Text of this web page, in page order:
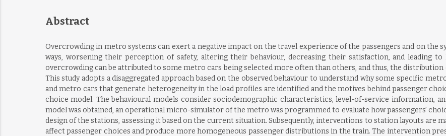
Abstract
Overcrowding in metro systems can exert a negative impact on the travel experience of the passengers and on the
ways, worsening their perception of safety, altering their behaviour, decreasing their satisfaction, and leading
overcrowding can be attributed to some metro cars being selected more often than others, and thus, the
This study adopts a disaggregated approach based on the observed behaviour to understand why some specific
and metro cars that generate heterogeneity in the load profiles are identified and the motives behind passenger
choice model. The behavioural models consider sociodemographic characteristics, level-of-service information,
model was obtained, an operational micro-simulator of the metro was programmed to evaluate how passengers’
design of the stations, assessing it based on the current situation. Subsequently, interventions to station layouts are
affect passenger choices and produce more homogeneous passenger distributions in the train. The intervention